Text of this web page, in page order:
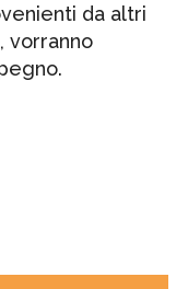
da altri
vorranno